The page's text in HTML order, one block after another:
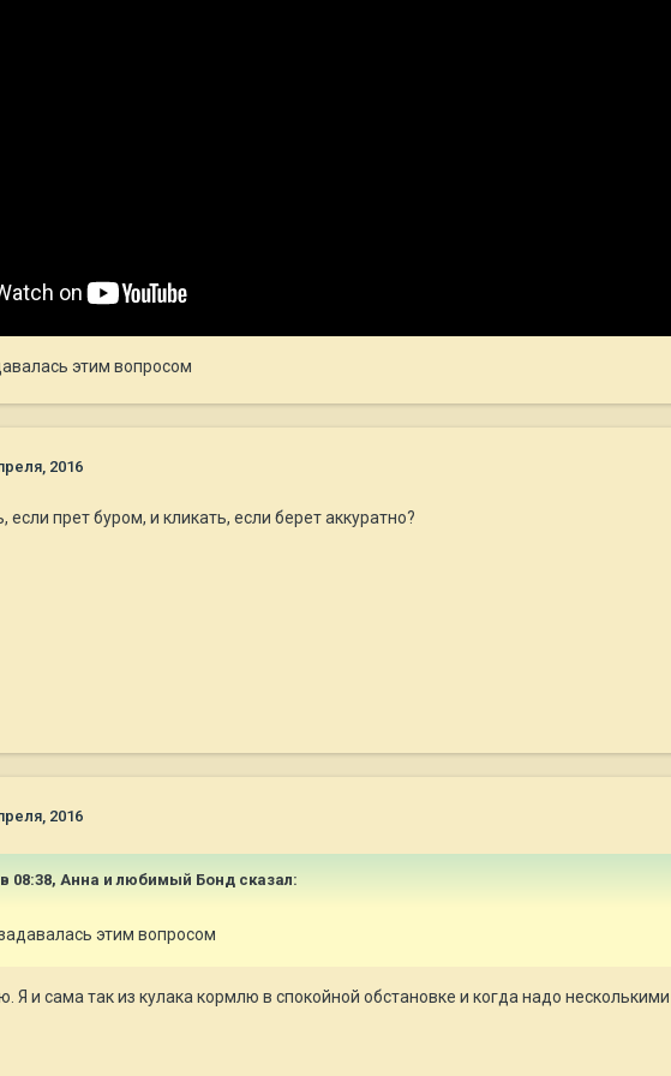
этим вопросом
2016
если прет буром, и кликать, если берет аккуратно?
2016
08:38, Анна и любимый Бонд сказал:
этим вопросом
Я и сама так из кулака кормлю в спокойной обстановке и когда надо